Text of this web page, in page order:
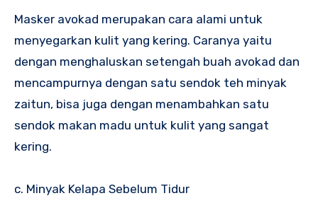
Masker avokad merupakan cara alami untuk
menyegarkan kulit yang kering. Caranya yaitu
dengan menghaluskan setengah buah avokad dan
mencampurnya dengan satu sendok teh minyak
zaitun, bisa juga dengan menambahkan satu
sendok makan madu untuk kulit yang sangat
kering.
c. Minyak Kelapa Sebelum Tidur